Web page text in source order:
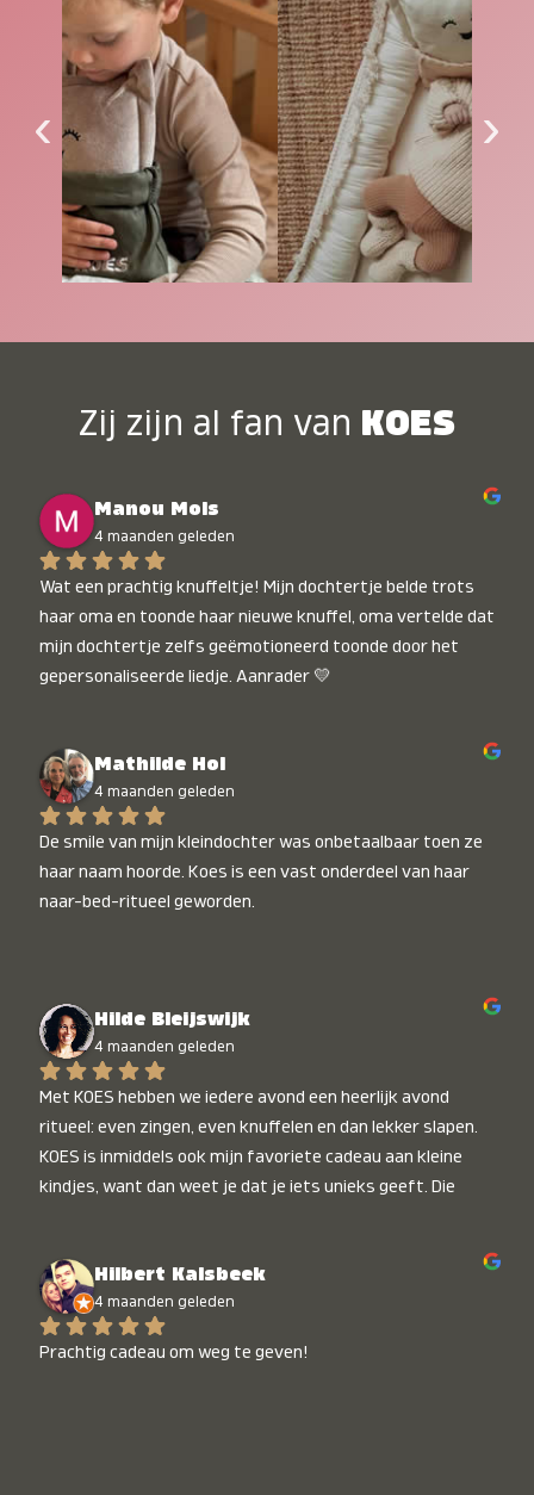
‹ ›
Zij zijn al fan van KOES
Manou Mols
4 maanden geleden
Wat een prachtig knuffeltje! Mijn dochtertje belde trots
haar oma en toonde haar nieuwe knuffel, oma vertelde dat
mijn dochtertje zelfs geëmotioneerd toonde door het
gepersonaliseerde liedje. Aanrader 💛
Mathilde Hol
4 maanden geleden
De smile van mijn kleindochter was onbetaalbaar toen ze
haar naam hoorde. Koes is een vast onderdeel van haar
naar-bed-ritueel geworden.
Hilde Bleijswijk
4 maanden geleden
Met KOES hebben we iedere avond een heerlijk avond
ritueel: even zingen, even knuffelen en dan lekker slapen.
KOES is inmiddels ook mijn favoriete cadeau aan kleine
kindjes, want dan weet je dat je iets unieks geeft. Die
Hilbert Kalsbeek
4 maanden geleden
Prachtig cadeau om weg te geven!